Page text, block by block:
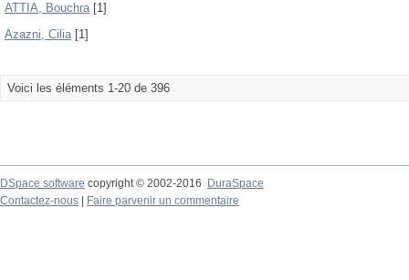
ATTIA, Bouchra[1]
Azazni, Cilia[1]
Voici les éléments 1-20 de 396
DSpace software copyright © 2002-2016
DuraSpace
Contactez-nous
Faire parvenir un commentaire